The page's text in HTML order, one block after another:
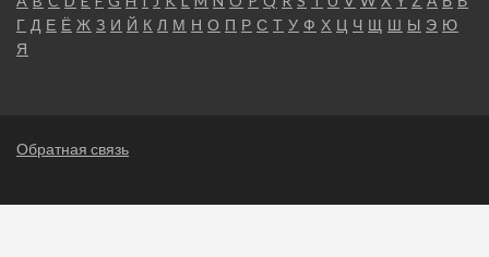
Г Д Е Ё Ж З И Й К Л М Н О П Р С Т У Ф Х Ц Ч Щ Ш Ы Э Ю
Я
Обратная связь